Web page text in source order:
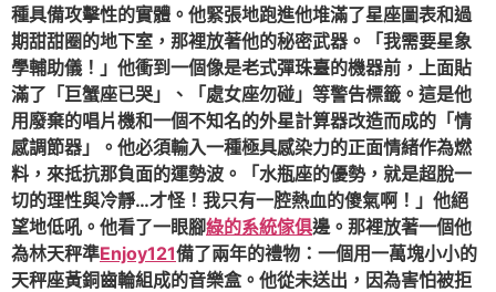
種具備攻擊性的實體。他緊張地跑進他堆滿了星座圖表和過
期甜甜圈的地下室，那裡放著他的秘密武器。「我需要星象
學輔助儀！」他衝到一個像是老式彈珠臺的機器前，上面貼
滿了「巨蟹座已哭」、「處女座勿碰」等警告標籤。這是他
用廢棄的唱片機和一個不知名的外星計算器改造而成的「情
感調節器」。他必須輸入一種極具感染力的正面情緒作為燃
料，來抵抗那負面的運勢波。「水瓶座的優勢，就是超脫一
切的理性與冷靜…才怪！我只有一腔熱血的傻氣啊！」他絕
望地低吼。他看了一眼腳綠的系統傢俱邊。那裡放著一個他
為林天秤準Enjoy121備了兩年的禮物：一個用一萬塊小小的
天秤座黃銅齒輪組成的音樂盒。他從未送出，因為害怕被拒